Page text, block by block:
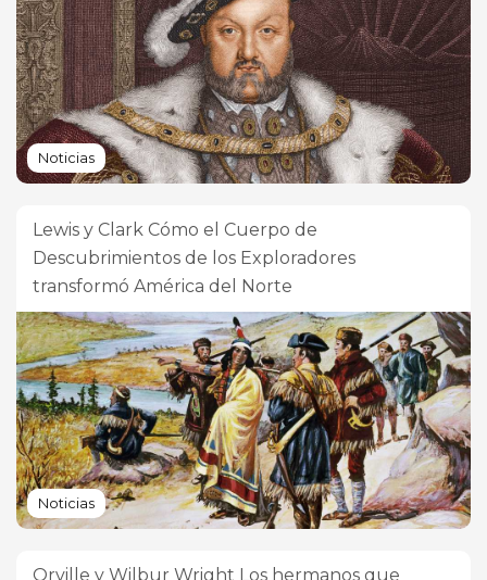
Noticias
Lewis y Clark Cómo el Cuerpo de
Descubrimientos de los Exploradores
transformó América del Norte
Noticias
Orville y Wilbur Wright Los hermanos que